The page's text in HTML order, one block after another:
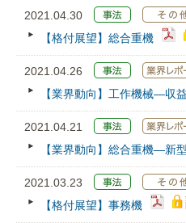
2021.04.30
【格付展望】総合重機
2021.04.26
【業界動向】工作機械―収
2021.04.21
【業界動向】総合重機―新
2021.03.23
【格付展望】事務機